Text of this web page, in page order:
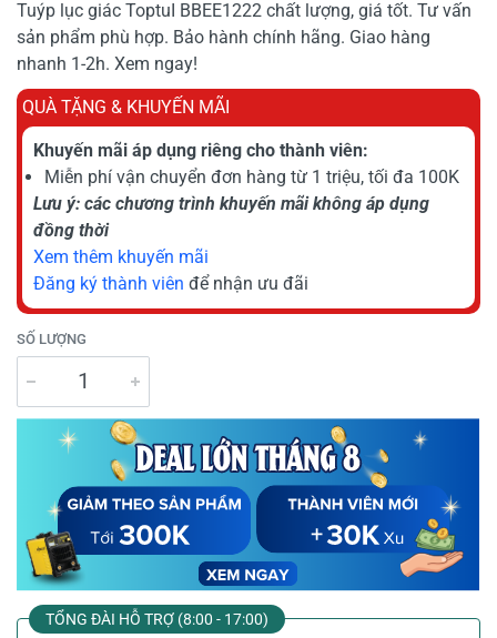
Tuýp lục giác ToptuI BBEE1222 chất lượng, giá tốt. Tư vấn
sản phẩm phù hợp. Bảo hành chính hãng. Giao hàng
nhanh 1-2h. Xem ngay!
QUÀ TẶNG & KHUYẾN MÃI
Khuyến mãi áp dụng riêng cho thành viên:
Miễn phí vận chuyển đơn hàng từ 1 triệu, tối đa 100K
Lưu ý: các chương trình khuyến mãi không áp dụng
đồng thời
Xem thêm khuyến mãi
Đăng ký thành viên để nhận ưu đãi
SỐ LƯỢNG
TỔNG ĐÀI HỖ TRỢ (8:00 - 17:00)